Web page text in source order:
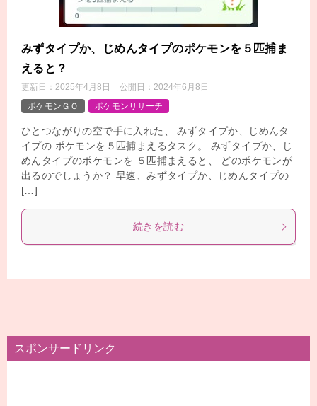
みずタイプか、じめんタイプのポケモンを５匹捕ま
えると？
更新日： 2025年4月8日 公開日： 2024年6月8日
ポケモンＧＯ
ポケモンリサーチ
ひとつながりの空で手に入れた、 みずタイプか、じめんタ
イプの ポケモンを５匹捕まえるタスク。 みずタイプか、じ
めんタイプのポケモンを ５匹捕まえると、 どのポケモンが
出るのでしょうか？ 早速、みずタイプか、じめんタイプの
[…]
続きを読む
スポンサードリンク